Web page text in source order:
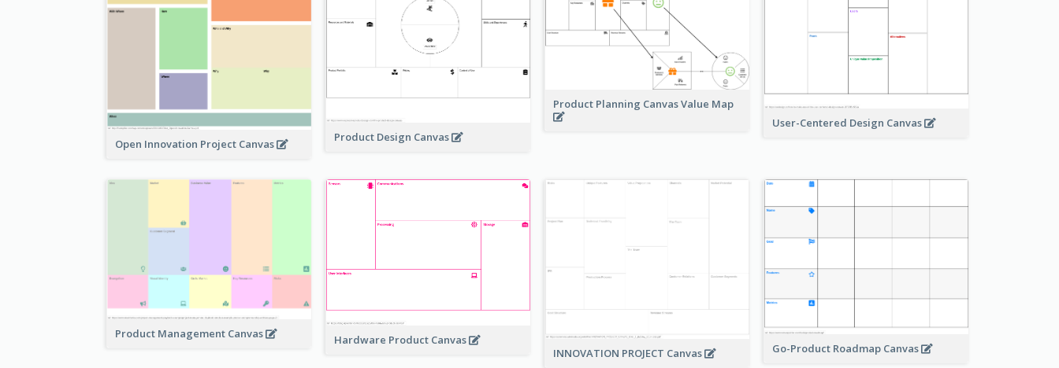
Open Innovation Project Canvas
Product Design Canvas
Product Planning Canvas Value Map
User-Centered Design Canvas
Product Management Canvas
Hardware Product Canvas
INNOVATION PROJECT Canvas
Go-Product Roadmap Canvas